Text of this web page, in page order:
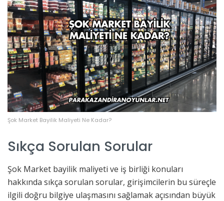
Şok Market Bayilik Maliyeti Ne Kadar?
Sıkça Sorulan Sorular
Şok Market bayilik maliyeti ve iş birliği konuları
hakkında sıkça sorulan sorular, girişimcilerin bu süreçle
ilgili doğru bilgiye ulaşmasını sağlamak açısından büyük